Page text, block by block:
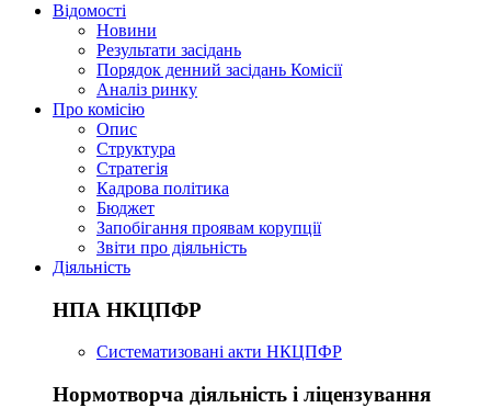
Відомості
Новини
Результати засідань
Порядок денний засідань Комісії
Аналіз ринку
Про комісію
Опис
Структура
Стратегія
Кадрова політика
Бюджет
Запобігання проявам корупції
Звіти про діяльність
Діяльність
НПА НКЦПФР
Систематизовані акти НКЦПФР
Нормотворча діяльність і ліцензування